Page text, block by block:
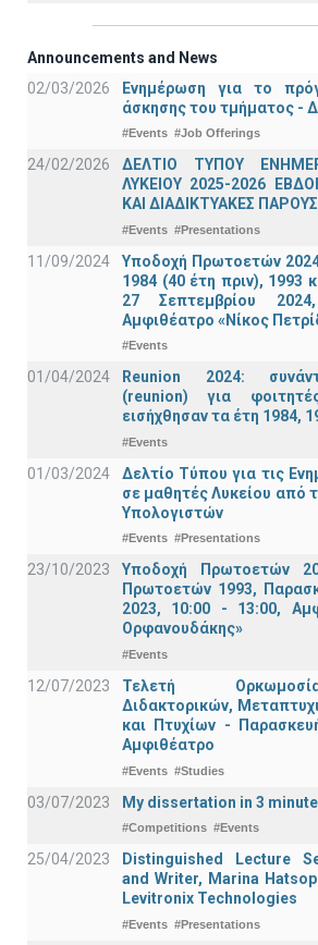
Announcements and News
02/03/2026
Ενημέρωση για το
άσκησης του τμήματος -
#Events #Job Offerings
24/02/2026
ΔΕΛΤΙΟ ΤΥΠΟΥ
ΛΥΚΕΙΟΥ 2025-2026
ΚΑΙ ΔΙΑΔΙΚΤΥΑΚΕΣ
#Events #Presentations
11/09/2024
Υποδοχή Πρωτοετών
1984 (40 έτη πριν), 1993
27 Σεπτεμβρίου
Αμφιθέατρο «Νίκος
#Events
01/04/2024
Reunion 2024:
(reunion) για
εισήχθησαν τα έτη 1984,
#Events
01/03/2024
Δελτίο Τύπου για τις
σε μαθητές Λυκείου από
Υπολογιστών
#Events #Presentations
23/10/2023
Υποδοχή Πρωτοετών
Πρωτοετών 1993,
2023, 10:00 - 13:00,
Ορφανουδάκης»
#Events
12/07/2023
Τελετή
Διδακτορικών,
και Πτυχίων -
Αμφιθέατρο
#Events #Studies
03/07/2023 My dissertation in 3
#Competitions #Events
25/04/2023
Distinguished Lecture
and Writer, Marina
Levitronix Technologies
#Events #Presentations